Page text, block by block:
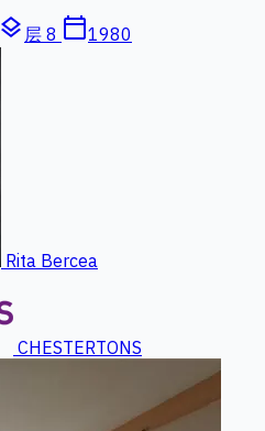
layers 层 8 calendar_today1980
Rita Bercea
CHESTERTONS